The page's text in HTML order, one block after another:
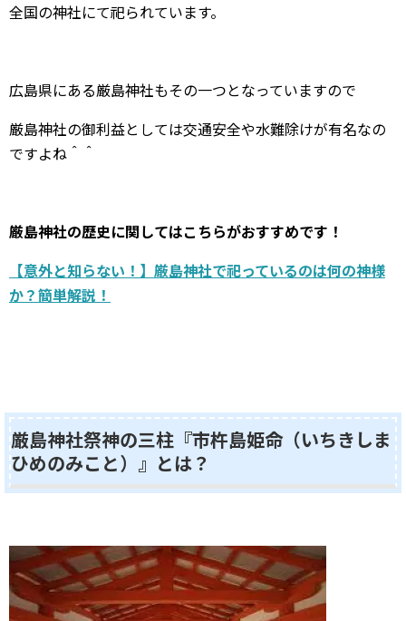
全国の神社にて祀られています。
広島県にある厳島神社もその一つとなっていますので
厳島神社の御利益としては交通安全や水難除けが有名なの
ですよね＾＾
厳島神社の歴史に関してはこちらがおすすめです！
【意外と知らない！】厳島神社で祀っているのは何の神様
か？簡単解説！
厳島神社祭神の三柱『市杵島姫命（いちきしま
ひめのみこと）』とは？